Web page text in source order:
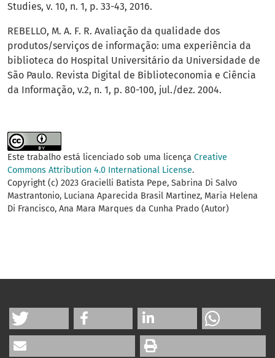
Studies, v. 10, n. 1, p. 33-43, 2016.
REBELLO, M. A. F. R. Avaliação da qualidade dos
produtos/serviços de informação: uma experiência da
biblioteca do Hospital Universitário da Universidade de
São Paulo. Revista Digital de Biblioteconomia e Ciência
da Informação, v.2, n. 1, p. 80-100, jul./dez. 2004.
Este trabalho está licenciado sob uma licença Creative
Commons Attribution 4.0 International License.
Copyright (c) 2023 Gracielli Batista Pepe, Sabrina Di Salvo
Mastrantonio, Luciana Aparecida Brasil Martinez, Maria Helena
Di Francisco, Ana Mara Marques da Cunha Prado (Autor)